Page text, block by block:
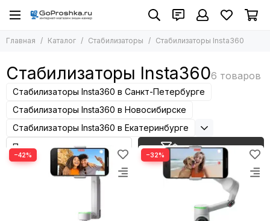
Стабилизаторы
Стабилизаторы DJI Ronin RS 5
Стабилизаторы DJI Ronin RS 4
Стабилизаторы DJI Ronin RS 3
Главная Каталог Стабилизаторы Стабилизаторы Insta360
Стабилизаторы Insta360
Стабилизаторы Insta360 в Санкт-Петербурге
Стабилизаторы Insta360 в Новосибирске
Стабилизаторы Insta360 в Екатеринбурге
Фильтр товаров
−42% −32%